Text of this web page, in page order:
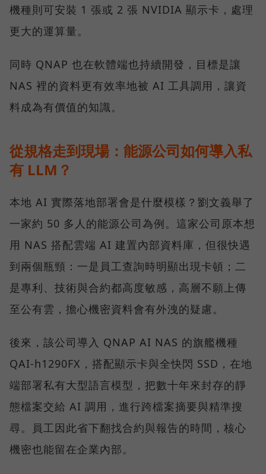
機種則可安裝 1 張或 2 張 NVIDIA 顯示卡，處理
更大的運算量。
同時 QNAP 也在軟體端也持續開發，目標是讓
NAS 裡的資料更有效率地被 AI 工具調用，讓資
料成為有價值的知識。
從規格走到現場：能源公司如何導入私
有 LLM？
本地 AI 實際落地部署會是什麼模樣？劉文義舉了
一家約 50 多人的能源公司為例。這家公司原本想
用 NAS 搭配雲端 AI 建置內部資料庫，但很快遇
到兩個瓶頸：一是員工查詢時明顯出現卡頓；二
是專利、技術與合約都高度敏感，高層不願上傳
至公有雲，擔心機密資料會有外洩的疑慮。
後來，該公司導入 QNAP AI NAS 的旗艦機種
QAI-h1290FX，搭配顯示卡與全快閃 SSD，在地
端部署私有大型語言模型，把數十年來封存的靜
態檔案交給 AI 調用，進行跨檔案摘要與精準搜
尋。員工因此省下翻找合約與報告的時間，核心
機密也能留在企業內部。